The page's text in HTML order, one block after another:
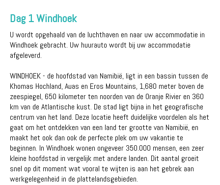
Dag 1 Windhoek
U wordt opgehaald van de luchthaven en naar uw accommodatie in
Windhoek gebracht. Uw huurauto wordt bij uw accommodatie
afgeleverd.
WINDHOEK - de hoofdstad van Namibië, ligt in een bassin tussen de
Khomas Hochland, Auas ​​en Eros Mountains, 1,680 meter boven de
zeespiegel, 650 kilometer ten noorden van de Oranje Rivier en 360
km van de Atlantische kust. De stad ligt bijna in het geografische
centrum van het land. Deze locatie heeft duidelijke voordelen als het
gaat om het ontdekken van een land ter grootte van Namibië, en
maakt het ook dan ook de perfecte plek om uw vakantie te
beginnen. In Windhoek wonen ongeveer 350.000 mensen, een zeer
kleine hoofdstad in vergelijk met andere landen. Dit aantal groeit
snel op dit moment wat vooral te wijten is aan het gebrek aan
werkgelegenheid in de plattelandsgebieden.